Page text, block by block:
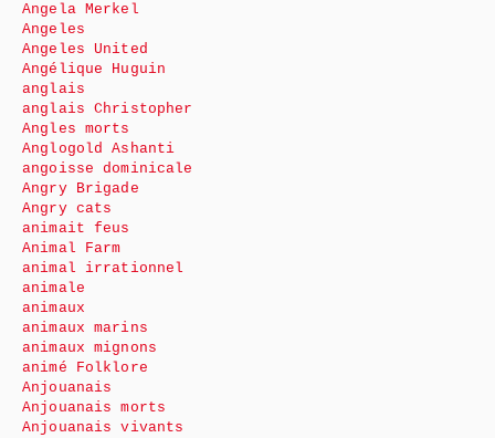
Angela Merkel
Angeles
Angeles United
Angélique Huguin
anglais
anglais Christopher
Angles morts
Anglogold Ashanti
angoisse dominicale
Angry Brigade
Angry cats
animait feus
Animal Farm
animal irrationnel
animale
animaux
animaux marins
animaux mignons
animé Folklore
Anjouanais
Anjouanais morts
Anjouanais vivants